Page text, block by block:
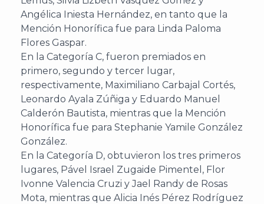
Angélica Iniesta Hernández, en tanto que la
Mención Honorífica fue para Linda Paloma
Flores Gaspar.
En la Categoría C, fueron premiados en
primero, segundo y tercer lugar,
respectivamente, Maximiliano Carbajal Cortés,
Leonardo Ayala Zúñiga y Eduardo Manuel
Calderón Bautista, mientras que la Mención
Honorífica fue para Stephanie Yamile González
González.
En la Categoría D, obtuvieron los tres primeros
lugares, Pável Israel Zugaide Pimentel, Flor
Ivonne Valencia Cruzi y Jael Randy de Rosas
Mota, mientras que Alicia Inés Pérez Rodríguez